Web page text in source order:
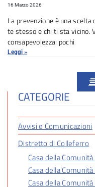
16 Marzo 2026
La prevenzione è una
te stesso e chi ti sta vicino.
consapevolezza: pochi
Leggi »
CATEGORIE
Avvisi e Comunicazioni
Distretto di Colleferro
Casa della
Casa della
Casa della